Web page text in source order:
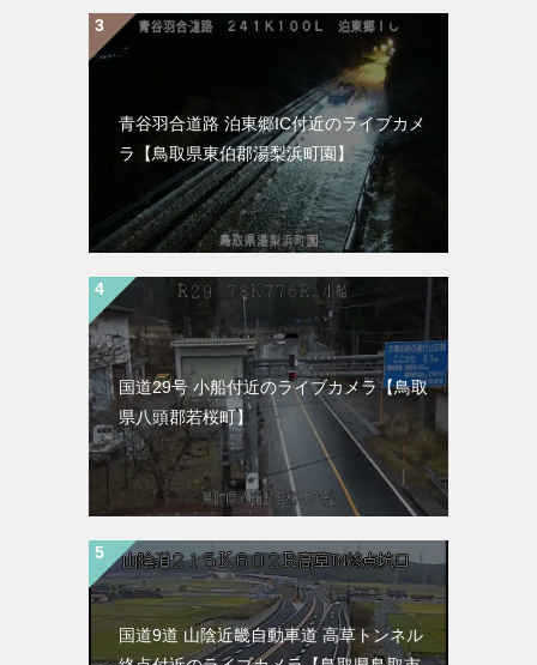
青谷羽合道路 泊東郷IC付近のライブカメ
ラ【鳥取県東伯郡湯梨浜町園】
国道29号 小船付近のライブカメラ【鳥取
県八頭郡若桜町】
国道9道 山陰近畿自動車道 高草トンネル